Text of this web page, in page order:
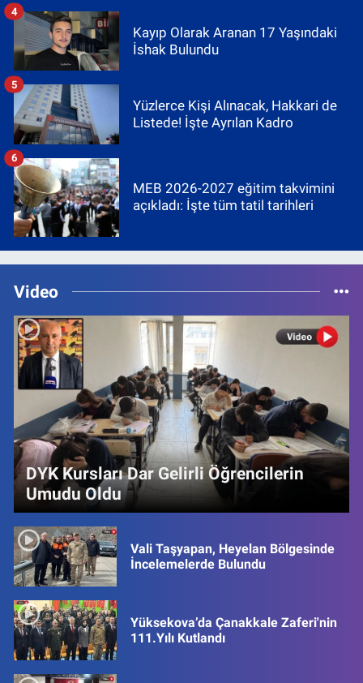
Kayıp Olarak Aranan 17 Yaşındaki
İshak Bulundu
4
Yüzlerce Kişi Alınacak, Hakkari de
Listede! İşte Ayrılan Kadro
5
MEB 2026-2027 eğitim takvimini
açıkladı: İşte tüm tatil tarihleri
6
Video
DYK Kursları Dar Gelirli Öğrencilerin
Umudu Oldu
Vali Taşyapan, Heyelan Bölgesinde
İncelemelerde Bulundu
Yüksekova’da Çanakkale Zaferi'nin
111.Yılı Kutlandı